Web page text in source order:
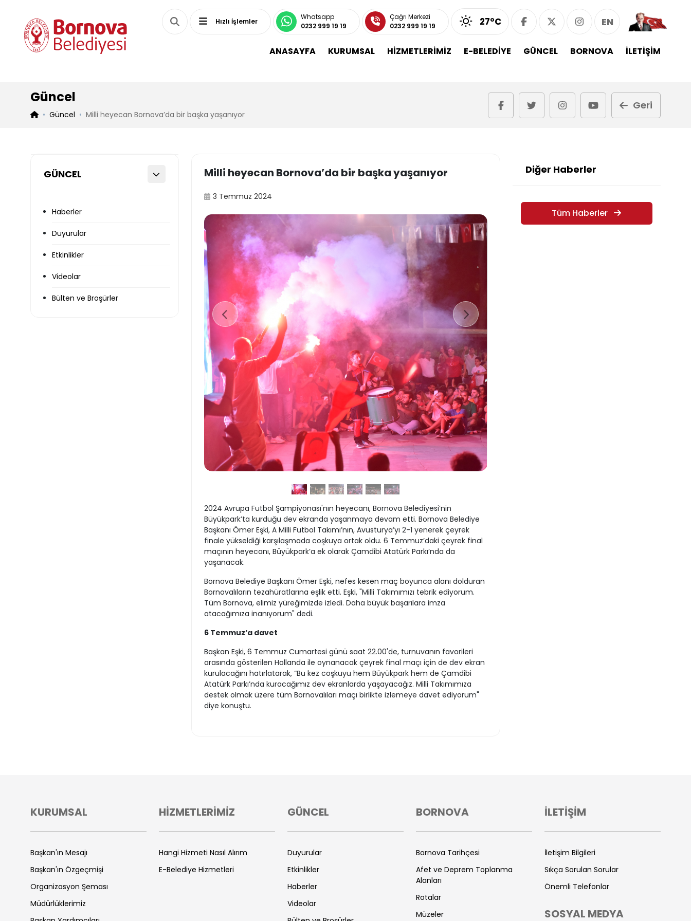
Hızlı İşlemler
Whatsapp
0232 999 19 19
Çağrı Merkezi
0232 999 19 19
27°C EN
ANASAYFA KURUMSAL HİZMETLERİMİZ E-BELEDİYE GÜNCEL BORNOVA İLETİŞİM
Güncel
Güncel Milli heyecan Bornova’da bir başka yaşanıyor
Geri
GÜNCEL
Haberler
Duyurular
Etkinlikler
Videolar
Bülten ve Broşürler
Milli heyecan Bornova’da bir başka yaşanıyor
3 Temmuz 2024
2024 Avrupa Futbol Şampiyonası'nın heyecanı, Bornova Belediyesi’nin
Büyükpark’ta kurduğu dev ekranda yaşanmaya devam etti. Bornova Belediye
Başkanı Ömer Eşki, A Milli Futbol Takımı’nın, Avusturya’yı 2-1 yenerek çeyrek
finale yükseldiği karşılaşmada coşkuya ortak oldu. 6 Temmuz’daki çeyrek final
maçının heyecanı, Büyükpark’a ek olarak Çamdibi Atatürk Parkı’nda da
yaşanacak.
Bornova Belediye Başkanı Ömer Eşki, nefes kesen maç boyunca alanı dolduran
Bornovalıların tezahüratlarına eşlik etti. Eşki, "Milli Takımımızı tebrik ediyorum.
Tüm Bornova, elimiz yüreğimizde izledi. Daha büyük başarılara imza
atacağımıza inanıyorum" dedi.
6 Temmuz’a davet
Başkan Eşki, 6 Temmuz Cumartesi günü saat 22.00'de, turnuvanın favorileri
arasında gösterilen Hollanda ile oynanacak çeyrek final maçı için de dev ekran
kurulacağını hatırlatarak, “Bu kez coşkuyu hem Büyükpark hem de Çamdibi
Atatürk Parkı’nda kuracağımız dev ekranlarda yaşayacağız. Milli Takımımıza
destek olmak üzere tüm Bornovalıları maçı birlikte izlemeye davet ediyorum"
diye konuştu.
Diğer Haberler
Tüm Haberler
KURUMSAL
Başkan'ın Mesajı
Başkan'ın Özgeçmişi
Organizasyon Şeması
Müdürlüklerimiz
HİZMETLERİMİZ
Hangi Hizmeti Nasıl Alırım
E-Belediye Hizmetleri
GÜNCEL
Duyurular
Etkinlikler
Haberler
Videolar
BORNOVA
Bornova Tarihçesi
Afet ve Deprem Toplanma
Alanları
Rotalar
Müzeler
İLETİŞİM
İletişim Bilgileri
Sıkça Sorulan Sorular
Önemli Telefonlar
SOSYAL MEDYA